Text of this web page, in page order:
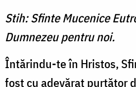
Stih: Sfinte Mucenice
Dumnezeu pentru noi.
Întărindu-te în Hristos,
fost cu adevărat purtător